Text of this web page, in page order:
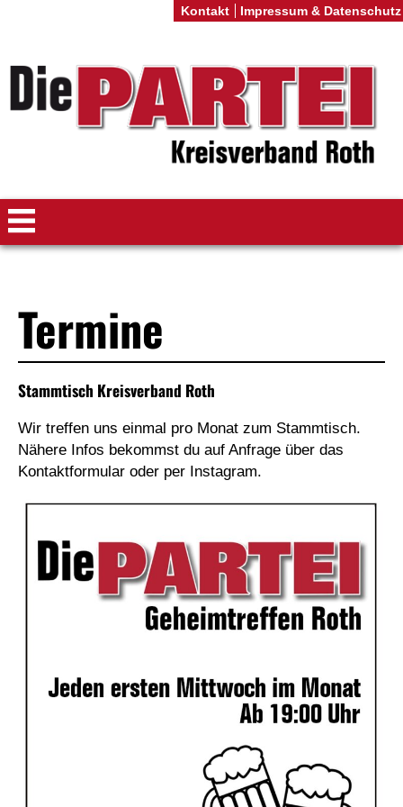
Termine
Stammtisch Kreisverband Roth
Wir treffen uns einmal pro Monat zum Stammtisch.
Nähere Infos bekommst du auf Anfrage über das
Kontaktformular oder per Instagram.
Kontakt Impressum & Datenschutz